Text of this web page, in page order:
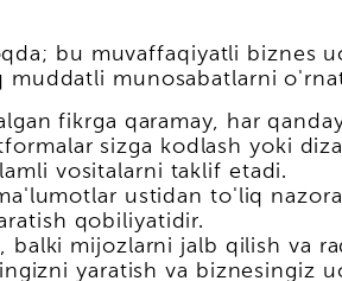
bu muvaffaqiyatli biznes
munosabatlarni
fikrga qaramay, har
sizga kodlash yoki
vositalarni taklif etadi.
ustidan to'liq
qobiliyatidir.
mijozlarni jalb qilish va
yaratish va biznesingiz